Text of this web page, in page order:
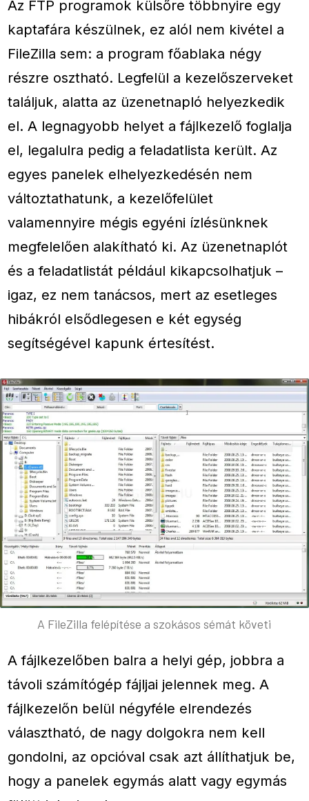
Az FTP programok külsőre többnyire egy
kaptafára készülnek, ez alól nem kivétel a
FileZilla sem: a program főablaka négy
részre osztható. Legfelül a kezelőszerveket
találjuk, alatta az üzenetnapló helyezkedik
el. A legnagyobb helyet a fájlkezelő foglalja
el, legalulra pedig a feladatlista került. Az
egyes panelek elhelyezkedésén nem
változtathatunk, a kezelőfelület
valamennyire mégis egyéni ízlésünknek
megfelelően alakítható ki. Az üzenetnaplót
és a feladatlistát például kikapcsolhatjuk –
igaz, ez nem tanácsos, mert az esetleges
hibákról elsődlegesen e két egység
segítségével kapunk értesítést.
A FileZilla felépítése a szokásos sémát követi
A fájlkezelőben balra a helyi gép, jobbra a
távoli számítógép fájljai jelennek meg. A
fájlkezelőn belül négyféle elrendezés
választható, de nagy dolgokra nem kell
gondolni, az opcióval csak azt állíthatjuk be,
hogy a panelek egymás alatt vagy egymás